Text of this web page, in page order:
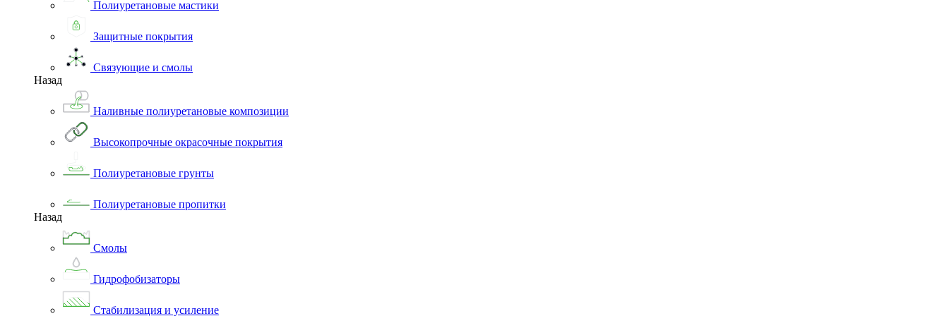
Полиуретановые мастики
Защитные покрытия
Связующие и смолы
Назад
Наливные полиуретановые композиции
Высокопрочные окрасочные покрытия
Полиуретановые грунты
Полиуретановые пропитки
Назад
Смолы
Гидрофобизаторы
Стабилизация и усиление